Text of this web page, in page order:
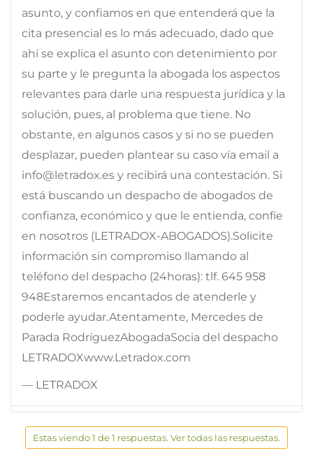
asunto, y confiamos en que entenderá que la
cita presencial es lo más adecuado, dado que
ahí se explica el asunto con detenimiento por
su parte y le pregunta la abogada los aspectos
relevantes para darle una respuesta jurídica y la
solución, pues, al problema que tiene. No
obstante, en algunos casos y si no se pueden
desplazar, pueden plantear su caso vía email a
info@letradox.es y recibirá una contestación. Si
está buscando un despacho de abogados de
confianza, económico y que le entienda, confíe
en nosotros (LETRADOX-ABOGADOS).Solicite
información sin compromiso llamando al
teléfono del despacho (24horas): tlf. 645 958
948Estaremos encantados de atenderle y
poderle ayudar.Atentamente, Mercedes de
Parada RodríguezAbogadaSocia del despacho
LETRADOXwww.Letradox.com
— LETRADOX
Estas viendo 1 de 1 respuestas. Ver todas las respuestas.